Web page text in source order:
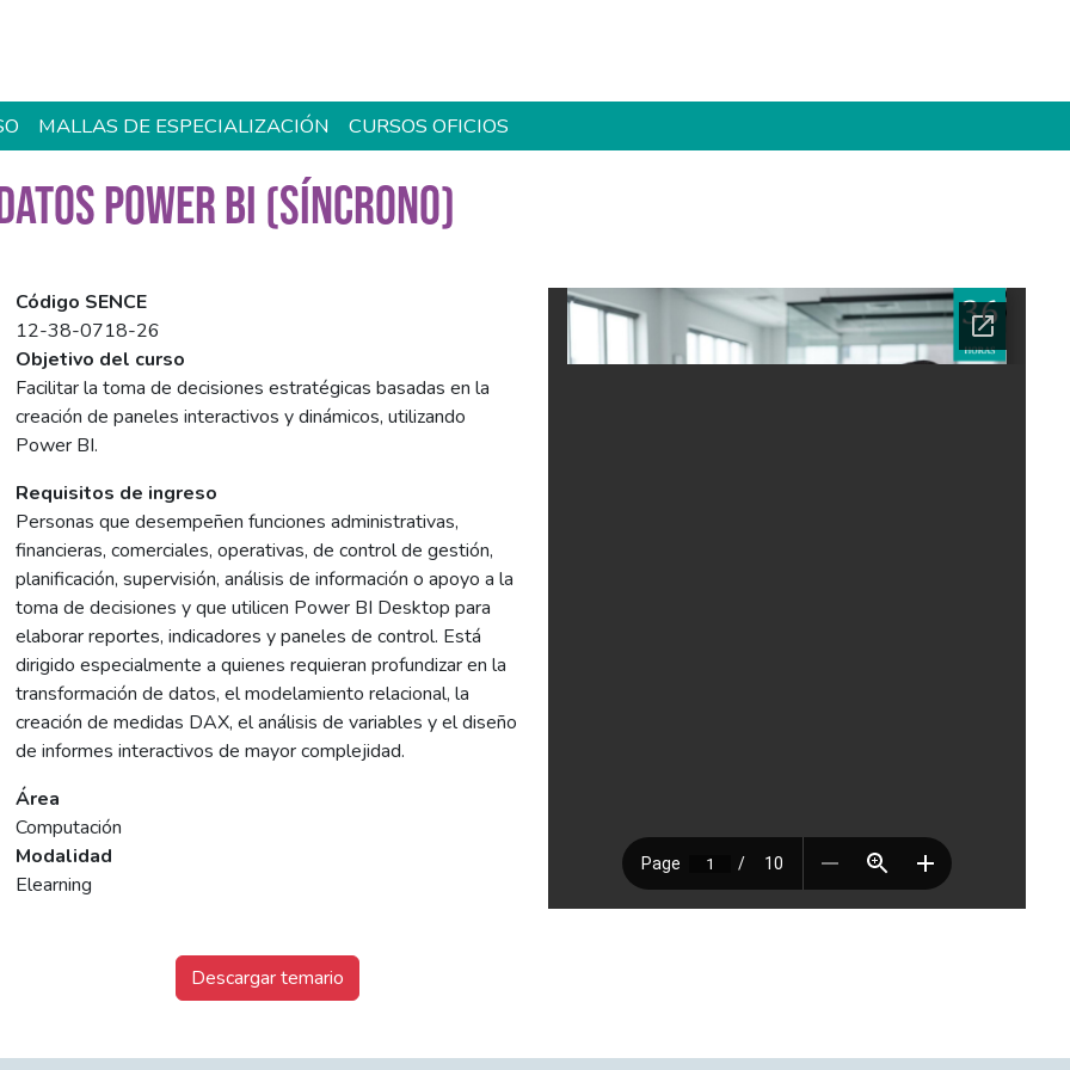
MALLAS DE ESPECIALIZACIÓN CURSOS OFICIOS
POWER BI (SÍNCRONO)
Código SENCE
12-38-0718-26
Objetivo del curso
Facilitar la toma de decisiones estratégicas basadas en la
creación de paneles interactivos y dinámicos, utilizando
Power BI.
Requisitos de ingreso
Personas que desempeñen funciones administrativas,
financieras, comerciales, operativas, de control de gestión,
planificación, supervisión, análisis de información o apoyo a la
toma de decisiones y que utilicen Power BI Desktop para
elaborar reportes, indicadores y paneles de control. Está
dirigido especialmente a quienes requieran profundizar en la
transformación de datos, el modelamiento relacional, la
creación de medidas DAX, el análisis de variables y el diseño
de informes interactivos de mayor complejidad.
Área
Computación
Modalidad
Elearning
Ficha del curso
Descargar temario